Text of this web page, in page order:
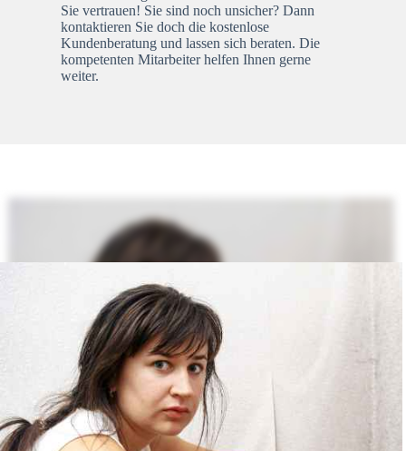
Sie vertrauen! Sie sind noch unsicher? Dann
kontaktieren Sie doch die kostenlose
Kundenberatung und lassen sich beraten. Die
kompetenten Mitarbeiter helfen Ihnen gerne
weiter.